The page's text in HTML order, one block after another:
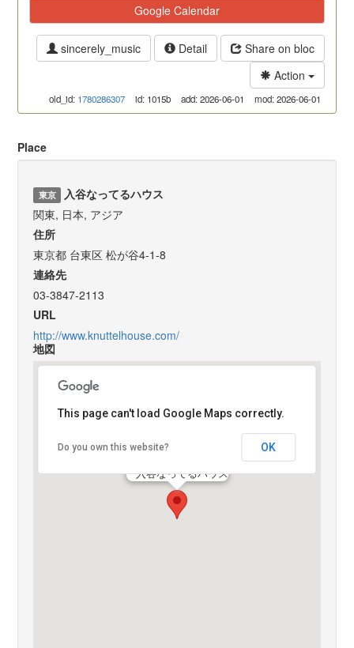
Google Calendar
sincerely_music Detail
Share on bloc
Action
old_id: 1780286307 id: 1015b add: 2026-06-01 mod: 2026-06-01
Place
東京 入谷なってるハウス
関東, 日本, アジア
住所
東京都 台東区 松が谷4-1-8
連絡先
03-3847-2113
URL
http://www.knuttelhouse.com/
地図
入谷なってるハウス
This page can't load Google Maps correctly.
Do you own this website? OK